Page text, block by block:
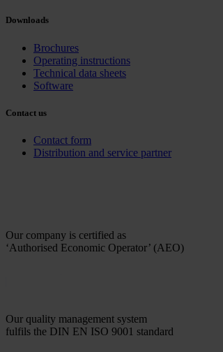
Downloads
Brochures
Operating instructions
Technical data sheets
Software
Contact us
Contact form
Distribution and service partner
Our company is certified as
‘Authorised Economic Operator’ (AEO)
Our quality management system
fulfils the DIN EN ISO 9001 standard